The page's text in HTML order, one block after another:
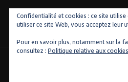
Copyright © 2026
Confidentialité et cookies : ce site
utiliser ce site Web, vous acceptez leur
Pour en savoir plus, notamment sur la
consultez : Politique relative aux cookies